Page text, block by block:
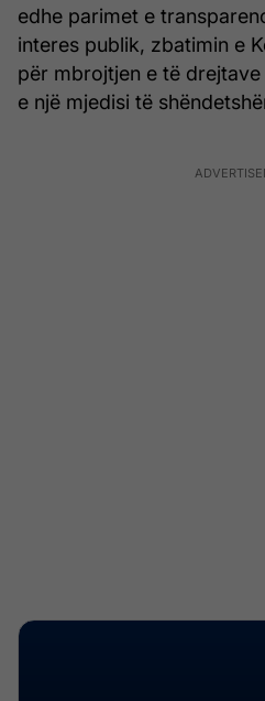
edhe parimet e
interes publik, zbatimin e
për mbrojtjen e të
e një mjedisi të